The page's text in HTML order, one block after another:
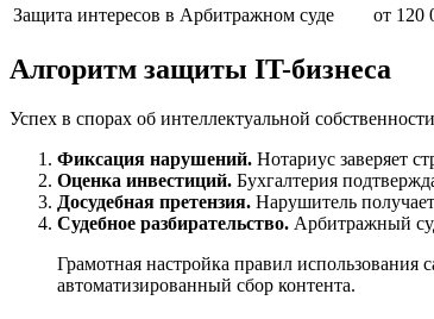
Защита интересов в Арбитражном суде
от 120
Алгоритм защиты IT-бизнеса
Успех в спорах об интеллектуальной
Фиксация нарушений. Нотариус заверяет
Оценка инвестиций. Бухгалтерия
Досудебная претензия. Нарушитель
Судебное разбирательство. Арбитражный
Грамотная настройка правил
автоматизированный сбор контента.